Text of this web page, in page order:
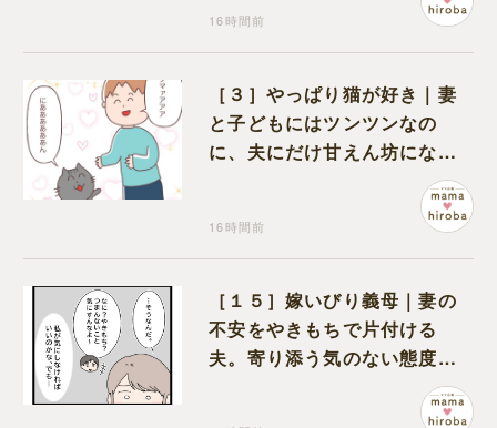
16時間前
［３］やっぱり猫が好き｜妻
と子どもにはツンツンなの
に、夫にだけ甘えん坊になる
16時間前
［１５］嫁いびり義母｜妻の
不安をやきもちで片付ける
夫。寄り添う気のない態度に